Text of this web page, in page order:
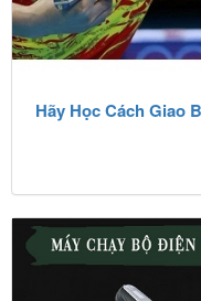
Hãy Học Cách Giao